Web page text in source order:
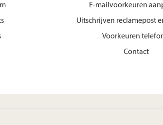
E-mailvoorkeuren
Uitschrijven reclamepost
Voorkeuren
Contact